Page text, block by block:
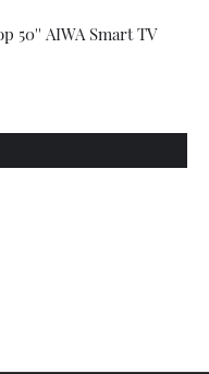
50'' AIWA Smart TV